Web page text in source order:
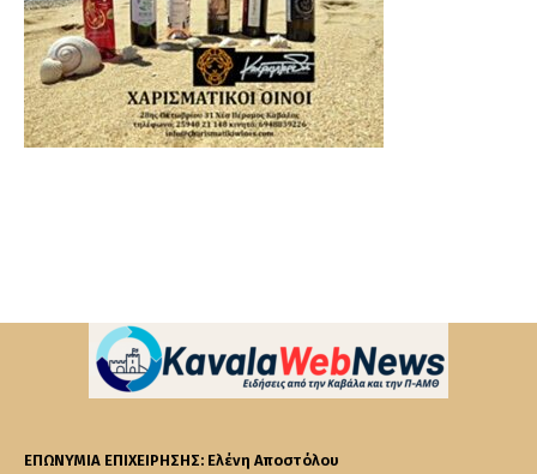
ΕΠΩΝΥΜΙΑ ΕΠΙΧΕΙΡΗΣΗΣ: Ελένη Αποστόλου